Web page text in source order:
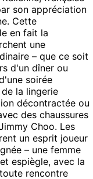
son appréciation
Cette
en fait la
une
– que ce soit
d'un dîner ou
soirée
la lingerie
décontractée ou
des chaussures
Choo. Les
un esprit joueur
– une femme
espiègle, avec la
rencontre